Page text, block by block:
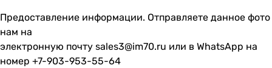
Предоставление информации. Отправляете данное фото
нам на
электронную почту sales3@im70.ru или в WhatsApp на
номер +7-903-953-55-64